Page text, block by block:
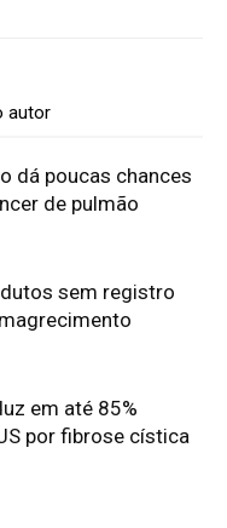
autor
dá poucas chances
de pulmão
sem registro
em até 85%
por fibrose cística